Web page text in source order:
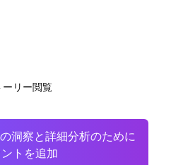
リー閲覧
洞察と詳細分析のために
トを追加